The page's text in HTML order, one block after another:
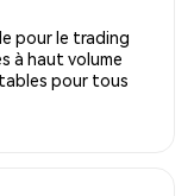
pour le trading
à haut volume
pour tous